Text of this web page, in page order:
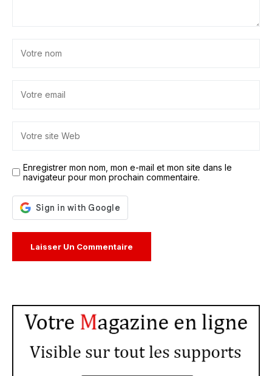
Enregistrer mon nom, mon e-mail et mon site dans le
navigateur pour mon prochain commentaire.